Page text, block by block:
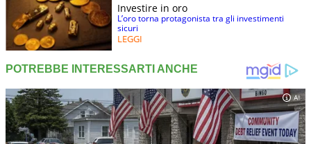
Investire in oro
L’oro torna protagonista tra gli investimenti
sicuri
LEGGI